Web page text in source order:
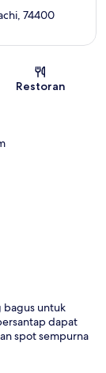
74400
Restoran
bagus untuk
dapat
spot sempurna